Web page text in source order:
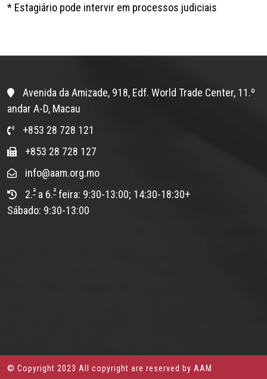
* Estagiário pode intervir em processos judiciais
Avenida da Amizade, 918, Edf. World Trade Center, 11.º
andar A-D, Macau
+853 28 728 121
+853 28 728 127
info@aam.org.mo
2.ª a 6.ª feira: 9:30-13:00; 14:30-18:30+
Sábado: 9:30-13:00
© Copyright 2023 All copyright are reserved by AAM